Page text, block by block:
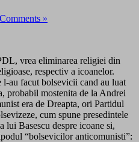
»
vrea eliminarea religiei din
respectiv a icoanelor.
au facut bolsevicii cand au luat
probabil mostenita de la Andrei
era de Dreapta, ori Partidul
cum spune presedintele
lui Basescu despre icoane si,
“bolsevicilor anticomunisti”: